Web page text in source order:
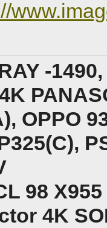
-
ОPPO
98 X955
4K